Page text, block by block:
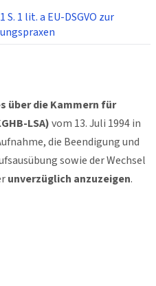
1 lit. a EU-DSGVO zur
über die Kammern für
LSA)vom 13. Juli 1994 in
die Beendigung und
sowie der Wechsel
unverzüglich anzuzeigen.